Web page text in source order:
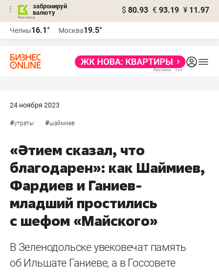
забронируй
валюту
$ 80.93 € 93.19 ¥ 11.97
Челны16.1° Москва19.5°
24 ноября 2023
#утраты #шаймиев
«Әтием сказал, что
благодарен»: как Шаймиев,
Фардиев и Ганиев-
младший простились
с шефом «Майского»
В Зеленодольске увековечат память
об Ильшате Ганиеве, а в Госсовете